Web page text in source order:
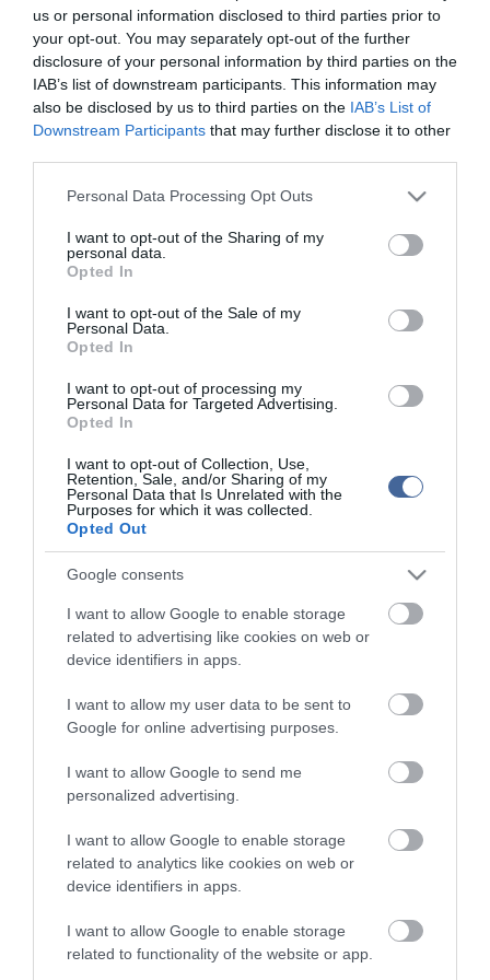
us or personal information disclosed to third parties prior to
your opt-out. You may separately opt-out of the further
disclosure of your personal information by third parties on the
IAB’s list of downstream participants. This information may
also be disclosed by us to third parties on the IAB’s List of
Downstream Participants that may further disclose it to other
Please note that this website/app uses one or more Google
not limited to your visit or usage behaviour. You may click to
grant or deny consent to Google and its third-party tags to
use your data for below specified purposes in below Google
consent section.
Personal Data Processing Opt Outs
I want to opt-out of the Sharing of my
personal data.
Opted In
I want to opt-out of the Sale of my
Personal Data.
Opted In
I want to opt-out of processing my
Personal Data for Targeted Advertising.
Opted In
I want to opt-out of Collection, Use,
Retention, Sale, and/or Sharing of my
Personal Data that Is Unrelated with the
Purposes for which it was collected.
Opted Out
Google consents
I want to allow Google to enable storage
related to advertising like cookies on web or
device identifiers in apps.
I want to allow my user data to be sent to
Google for online advertising purposes.
I want to allow Google to send me
personalized advertising.
I want to allow Google to enable storage
related to analytics like cookies on web or
device identifiers in apps.
I want to allow Google to enable storage
related to functionality of the website or app.
Kapcsolódó írások:
kedvezmények
Washington nem növeli IMF-befizetéseit
A kukában végezte a NAV takarítási tendere
kérdése
Újraindul az öblösüveggyártás Salgótarjánban
Figyelem! A cikkhez hozzáfűzött hozzászólások nem a
kommenteket nem tudja befolyásolni - azok az olvasók személyes véleményét
tartalmazzák.
Kérjük, kulturáltan, mások személyiségi jogainak és jó hírnevének tiszteletben
tartásával kommenteljenek!
ma.hu legfrissebb hírei:
Vitézy Dávid: 2,3 milliárd forint került vissza az államhoz
egy útdíjrendszeres ügylet felülvizsgálata után
megállítsa a tüzet
Második világháborús MG-42 géppuskát emeltek ki a
A Miniszterelnökség felmondta a Lounge Eventtel kötött
keretszerződését
Újabb két gyanúsítottat fogtak el a 600 milliós
ingatlanmaffia ügyében